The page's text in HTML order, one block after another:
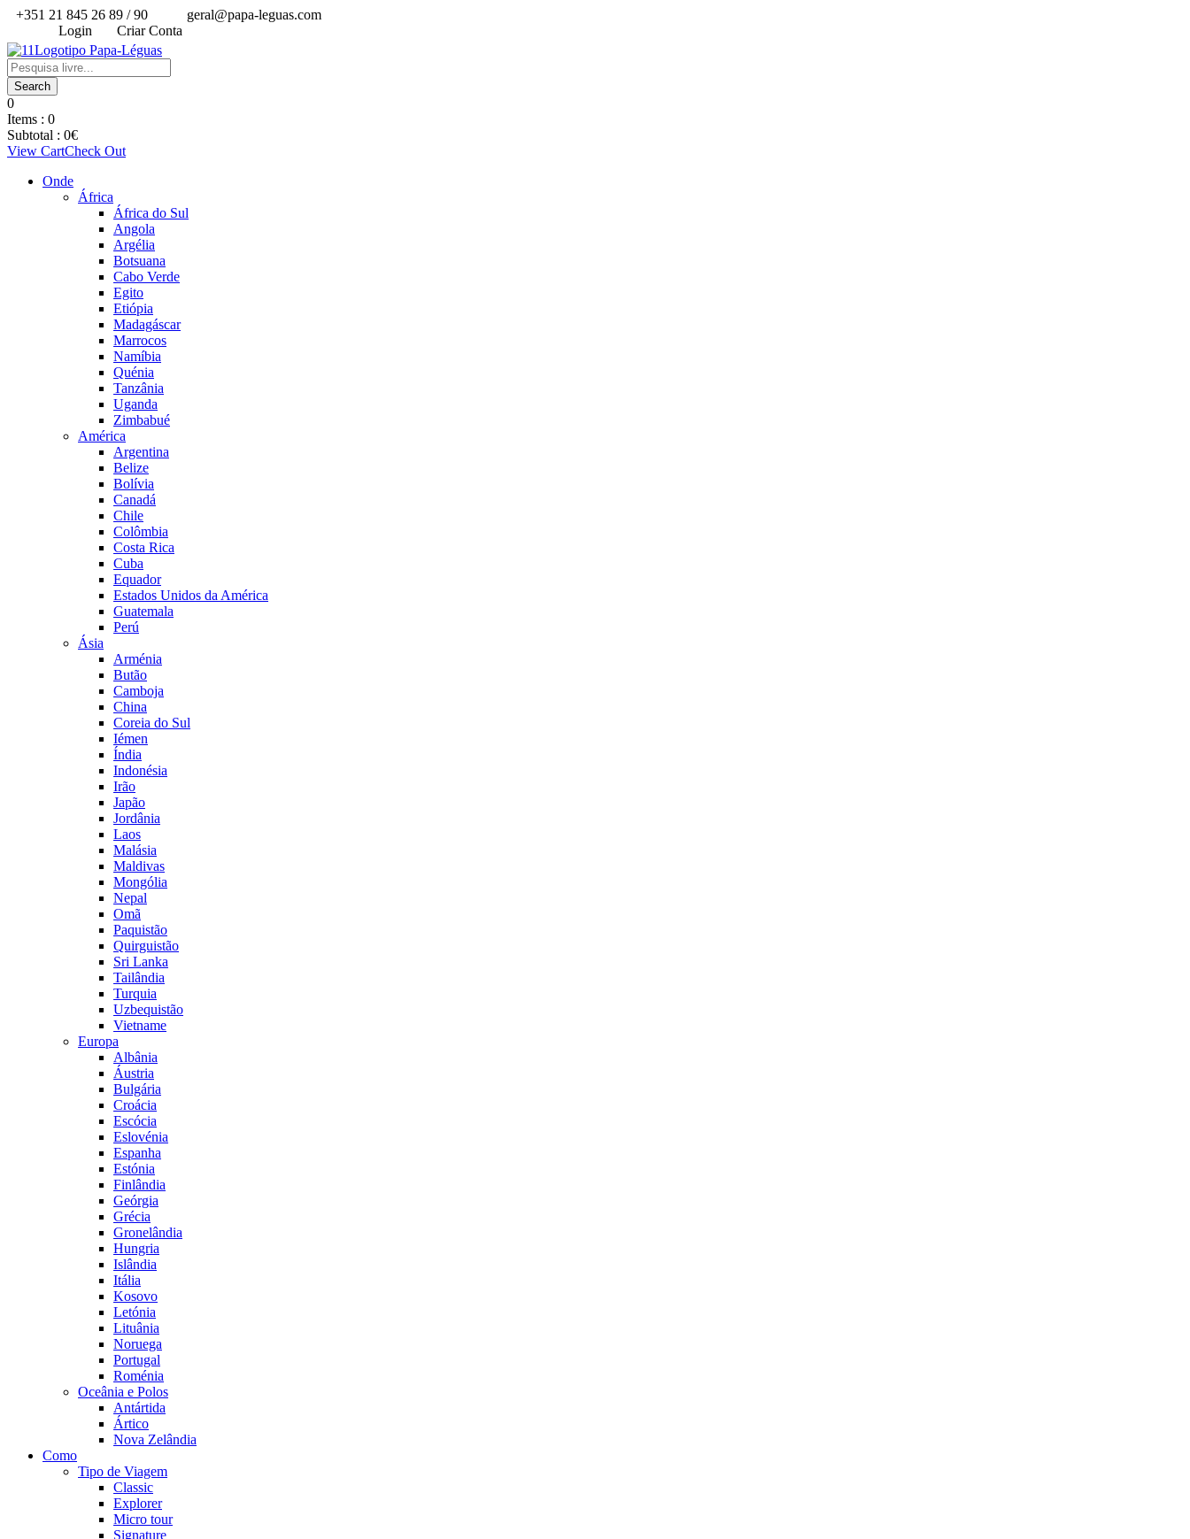
+351 21 845 26 89 / 90
geral@papa-leguas.com
Login
Criar Conta
0
Items : 0
Subtotal : 0€
View CartCheck Out
Onde
África
África do Sul
Angola
Argélia
Botsuana
Cabo Verde
Egito
Etiópia
Madagáscar
Marrocos
Namíbia
Quénia
Tanzânia
Uganda
Zimbabué
América
Argentina
Belize
Bolívia
Canadá
Chile
Colômbia
Costa Rica
Cuba
Equador
Estados Unidos da América
Guatemala
Perú
Ásia
Arménia
Butão
Camboja
China
Coreia do Sul
Iémen
Índia
Indonésia
Irão
Japão
Jordânia
Laos
Malásia
Maldivas
Mongólia
Nepal
Omã
Paquistão
Quirguistão
Sri Lanka
Tailândia
Turquia
Uzbequistão
Vietname
Europa
Albânia
Áustria
Bulgária
Croácia
Escócia
Eslovénia
Espanha
Estónia
Finlândia
Geórgia
Grécia
Gronelândia
Hungria
Islândia
Itália
Kosovo
Letónia
Lituânia
Noruega
Portugal
Roménia
Oceânia e Polos
Antártida
Ártico
Nova Zelândia
Como
Tipo de Viagem
Classic
Explorer
Micro tour
Signature